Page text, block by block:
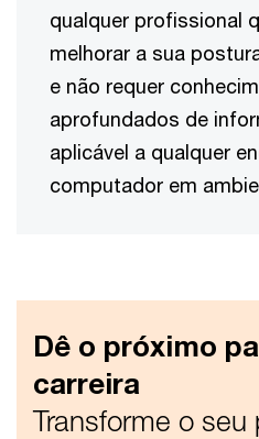
qualquer profissional
melhorar a sua
e não requer
aprofundados de
aplicável a qualquer
computador em
Dê o próximo
carreira
Transforme o